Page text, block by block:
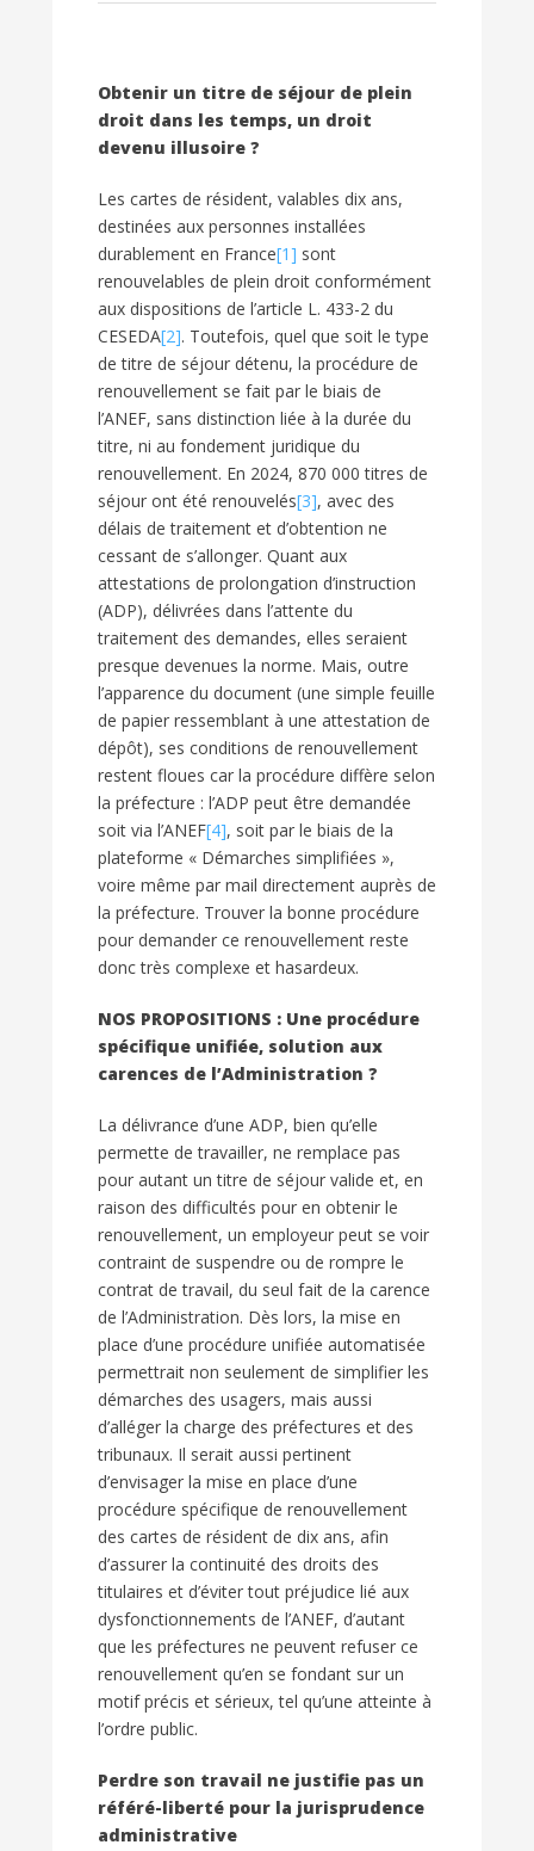
Obtenir un titre de séjour de plein
droit dans les temps, un droit
devenu illusoire ?
Les cartes de résident, valables dix ans,
destinées aux personnes installées
durablement en France[1] sont
renouvelables de plein droit conformément
aux dispositions de l’article L. 433-2 du
CESEDA[2]. Toutefois, quel que soit le type
de titre de séjour détenu, la procédure de
renouvellement se fait par le biais de
l’ANEF, sans distinction liée à la durée du
titre, ni au fondement juridique du
renouvellement. En 2024, 870 000 titres de
séjour ont été renouvelés[3], avec des
délais de traitement et d’obtention ne
cessant de s’allonger. Quant aux
attestations de prolongation d’instruction
(ADP), délivrées dans l’attente du
traitement des demandes, elles seraient
presque devenues la norme. Mais, outre
l’apparence du document (une simple feuille
de papier ressemblant à une attestation de
dépôt), ses conditions de renouvellement
restent floues car la procédure diffère selon
la préfecture : l’ADP peut être demandée
soit via l’ANEF[4], soit par le biais de la
plateforme « Démarches simplifiées »,
voire même par mail directement auprès de
la préfecture. Trouver la bonne procédure
pour demander ce renouvellement reste
donc très complexe et hasardeux.
NOS PROPOSITIONS : Une procédure
spécifique unifiée, solution aux
carences de l’Administration ?
La délivrance d’une ADP, bien qu’elle
permette de travailler, ne remplace pas
pour autant un titre de séjour valide et, en
raison des difficultés pour en obtenir le
renouvellement, un employeur peut se voir
contraint de suspendre ou de rompre le
contrat de travail, du seul fait de la carence
de l’Administration. Dès lors, la mise en
place d’une procédure unifiée automatisée
permettrait non seulement de simplifier les
démarches des usagers, mais aussi
d’alléger la charge des préfectures et des
tribunaux. Il serait aussi pertinent
d’envisager la mise en place d’une
procédure spécifique de renouvellement
des cartes de résident de dix ans, afin
d’assurer la continuité des droits des
titulaires et d’éviter tout préjudice lié aux
dysfonctionnements de l’ANEF, d’autant
que les préfectures ne peuvent refuser ce
renouvellement qu’en se fondant sur un
motif précis et sérieux, tel qu’une atteinte à
l’ordre public.
Perdre son travail ne justifie pas un
référé-liberté pour la jurisprudence
administrative